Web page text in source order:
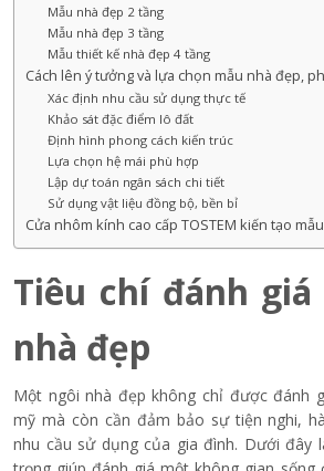
Mẫu nhà đẹp 2 tầng
Mẫu nhà đẹp 3 tầng
Mẫu thiết kế nhà đẹp 4 tầng
Cách lên ý tưởng và lựa chọn mẫu nhà đẹp,
Xác định nhu cầu sử dụng thực tế
Khảo sát đặc điểm lô đất
Định hình phong cách kiến trúc
Lựa chọn hệ mái phù hợp
Lập dự toán ngân sách chi tiết
Sử dụng vật liệu đồng bộ, bền bỉ
Cửa nhôm kính cao cấp TOSTEM kiến tạo
Tiêu chí đánh
nhà đẹp
Một ngôi nhà đẹp không chỉ được đánh
mỹ mà còn cần đảm bảo sự tiện nghi,
nhu cầu sử dụng của gia đình. Dưới đây